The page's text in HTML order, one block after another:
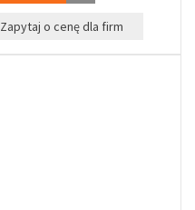
Zapytaj o cenę dla firm